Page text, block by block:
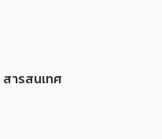
ารสนเทศ